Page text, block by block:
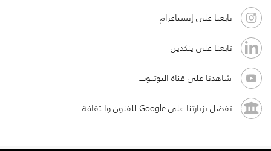
تابعنا على إنستاغرام
تابعنا على ينكدين
شاهدنا على قناة اليوتيوب
تفضل بزيارتنا على Google للفنون والثقافة